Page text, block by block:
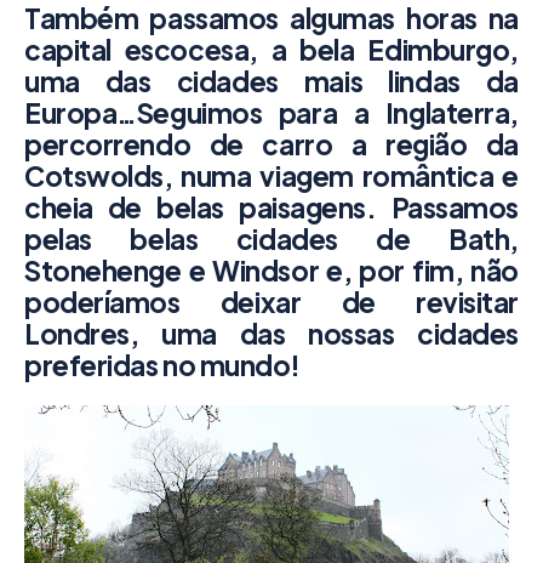
Também passamos algumas horas na
capital escocesa, a bela Edimburgo,
uma das cidades mais lindas da
Europa…Seguimos para a Inglaterra,
percorrendo de carro a região da
Cotswolds, numa viagem romântica e
cheia de belas paisagens. Passamos
pelas belas cidades de Bath,
Stonehenge e Windsor e, por fim, não
poderíamos deixar de revisitar
Londres, uma das nossas cidades
preferidas no mundo!